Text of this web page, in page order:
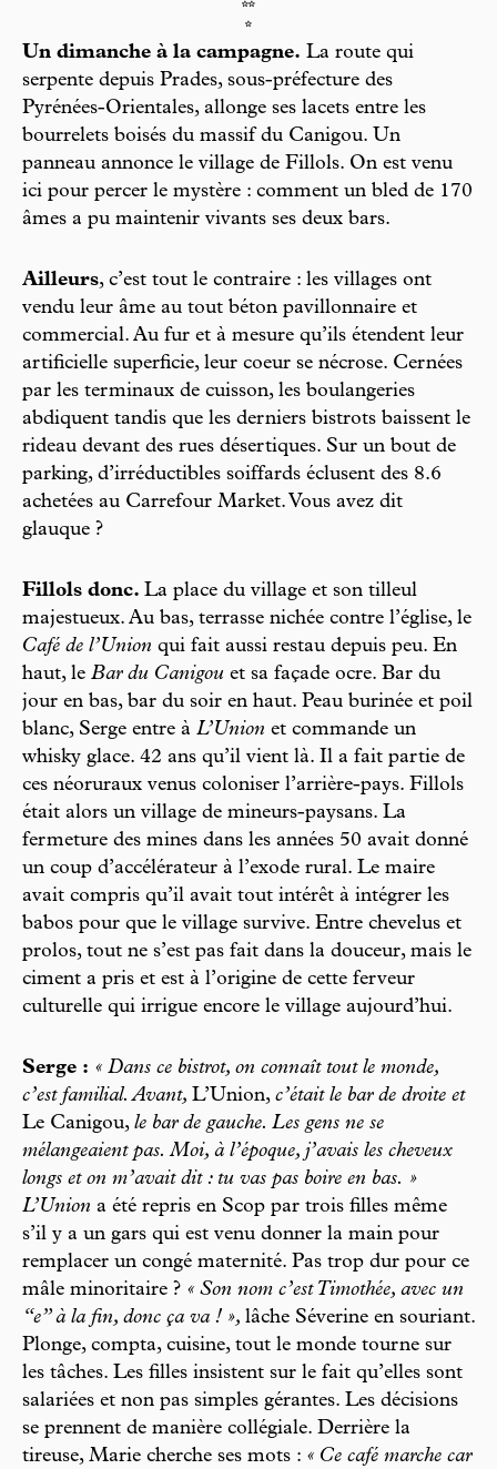
**
*
Un dimanche à la campagne. La route qui
serpente depuis Prades, sous-préfecture des
Pyrénées-Orientales, allonge ses lacets entre les
bourrelets boisés du massif du Canigou. Un
panneau annonce le village de Fillols. On est venu
ici pour percer le mystère : comment un bled de 170
âmes a pu maintenir vivants ses deux bars.
Ailleurs, c’est tout le contraire : les villages ont
vendu leur âme au tout béton pavillonnaire et
commercial. Au fur et à mesure qu’ils étendent leur
artificielle superficie, leur coeur se nécrose. Cernées
par les terminaux de cuisson, les boulangeries
abdiquent tandis que les derniers bistrots baissent le
rideau devant des rues désertiques. Sur un bout de
parking, d’irréductibles soiffards éclusent des 8.6
achetées au Carrefour Market. Vous avez dit
glauque ?
Fillols donc. La place du village et son tilleul
majestueux. Au bas, terrasse nichée contre l’église, le
Café de l’Union qui fait aussi restau depuis peu. En
haut, le Bar du Canigou et sa façade ocre. Bar du
jour en bas, bar du soir en haut. Peau burinée et poil
blanc, Serge entre à L’Union et commande un
whisky glace. 42 ans qu’il vient là. Il a fait partie de
ces néoruraux venus coloniser l’arrière-pays. Fillols
était alors un village de mineurs-paysans. La
fermeture des mines dans les années 50 avait donné
un coup d’accélérateur à l’exode rural. Le maire
avait compris qu’il avait tout intérêt à intégrer les
babos pour que le village survive. Entre chevelus et
prolos, tout ne s’est pas fait dans la douceur, mais le
ciment a pris et est à l’origine de cette ferveur
culturelle qui irrigue encore le village aujourd’hui.
Serge : « Dans ce bistrot, on connaît tout le monde,
c’est familial. Avant, L’Union, c’était le bar de droite et
Le Canigou, le bar de gauche. Les gens ne se
mélangeaient pas. Moi, à l’époque, j’avais les cheveux
longs et on m’avait dit : tu vas pas boire en bas. »
L’Union a été repris en Scop par trois filles même
s’il y a un gars qui est venu donner la main pour
remplacer un congé maternité. Pas trop dur pour ce
mâle minoritaire ? « Son nom c’est Timothée, avec un
“e” à la fin, donc ça va ! », lâche Séverine en souriant.
Plonge, compta, cuisine, tout le monde tourne sur
les tâches. Les filles insistent sur le fait qu’elles sont
salariées et non pas simples gérantes. Les décisions
se prennent de manière collégiale. Derrière la
tireuse, Marie cherche ses mots : « Ce café marche car